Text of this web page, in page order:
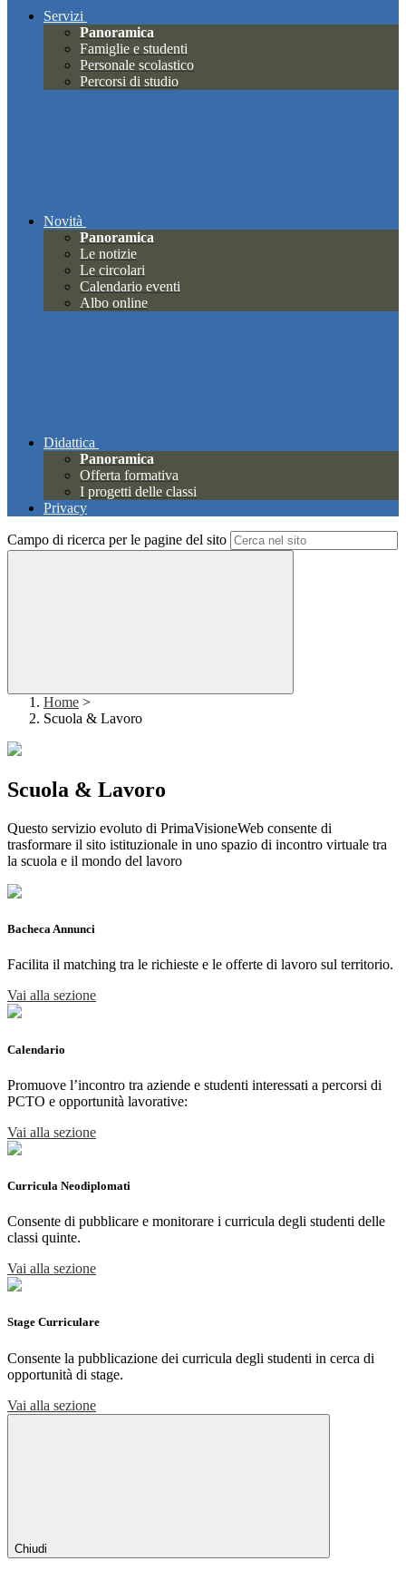
Servizi
Panoramica
Famiglie e studenti
Personale scolastico
Percorsi di studio
Novità
Panoramica
Le notizie
Le circolari
Calendario eventi
Albo online
Didattica
Panoramica
Offerta formativa
I progetti delle classi
Privacy
Campo di ricerca per le pagine del sito
Home >
Scuola & Lavoro
Scuola & Lavoro
Questo servizio evoluto di PrimaVisioneWeb consente di
trasformare il sito istituzionale in uno spazio di incontro virtuale tra
la scuola e il mondo del lavoro
Bacheca Annunci
Facilita il matching tra le richieste e le offerte di lavoro sul territorio.
Vai alla sezione
Calendario
Promuove l’incontro tra aziende e studenti interessati a percorsi di
PCTO e opportunità lavorative:
Vai alla sezione
Curricula Neodiplomati
Consente di pubblicare e monitorare i curricula degli studenti delle
classi quinte.
Vai alla sezione
Stage Curriculare
Consente la pubblicazione dei curricula degli studenti in cerca di
opportunità di stage.
Vai alla sezione
Chiudi